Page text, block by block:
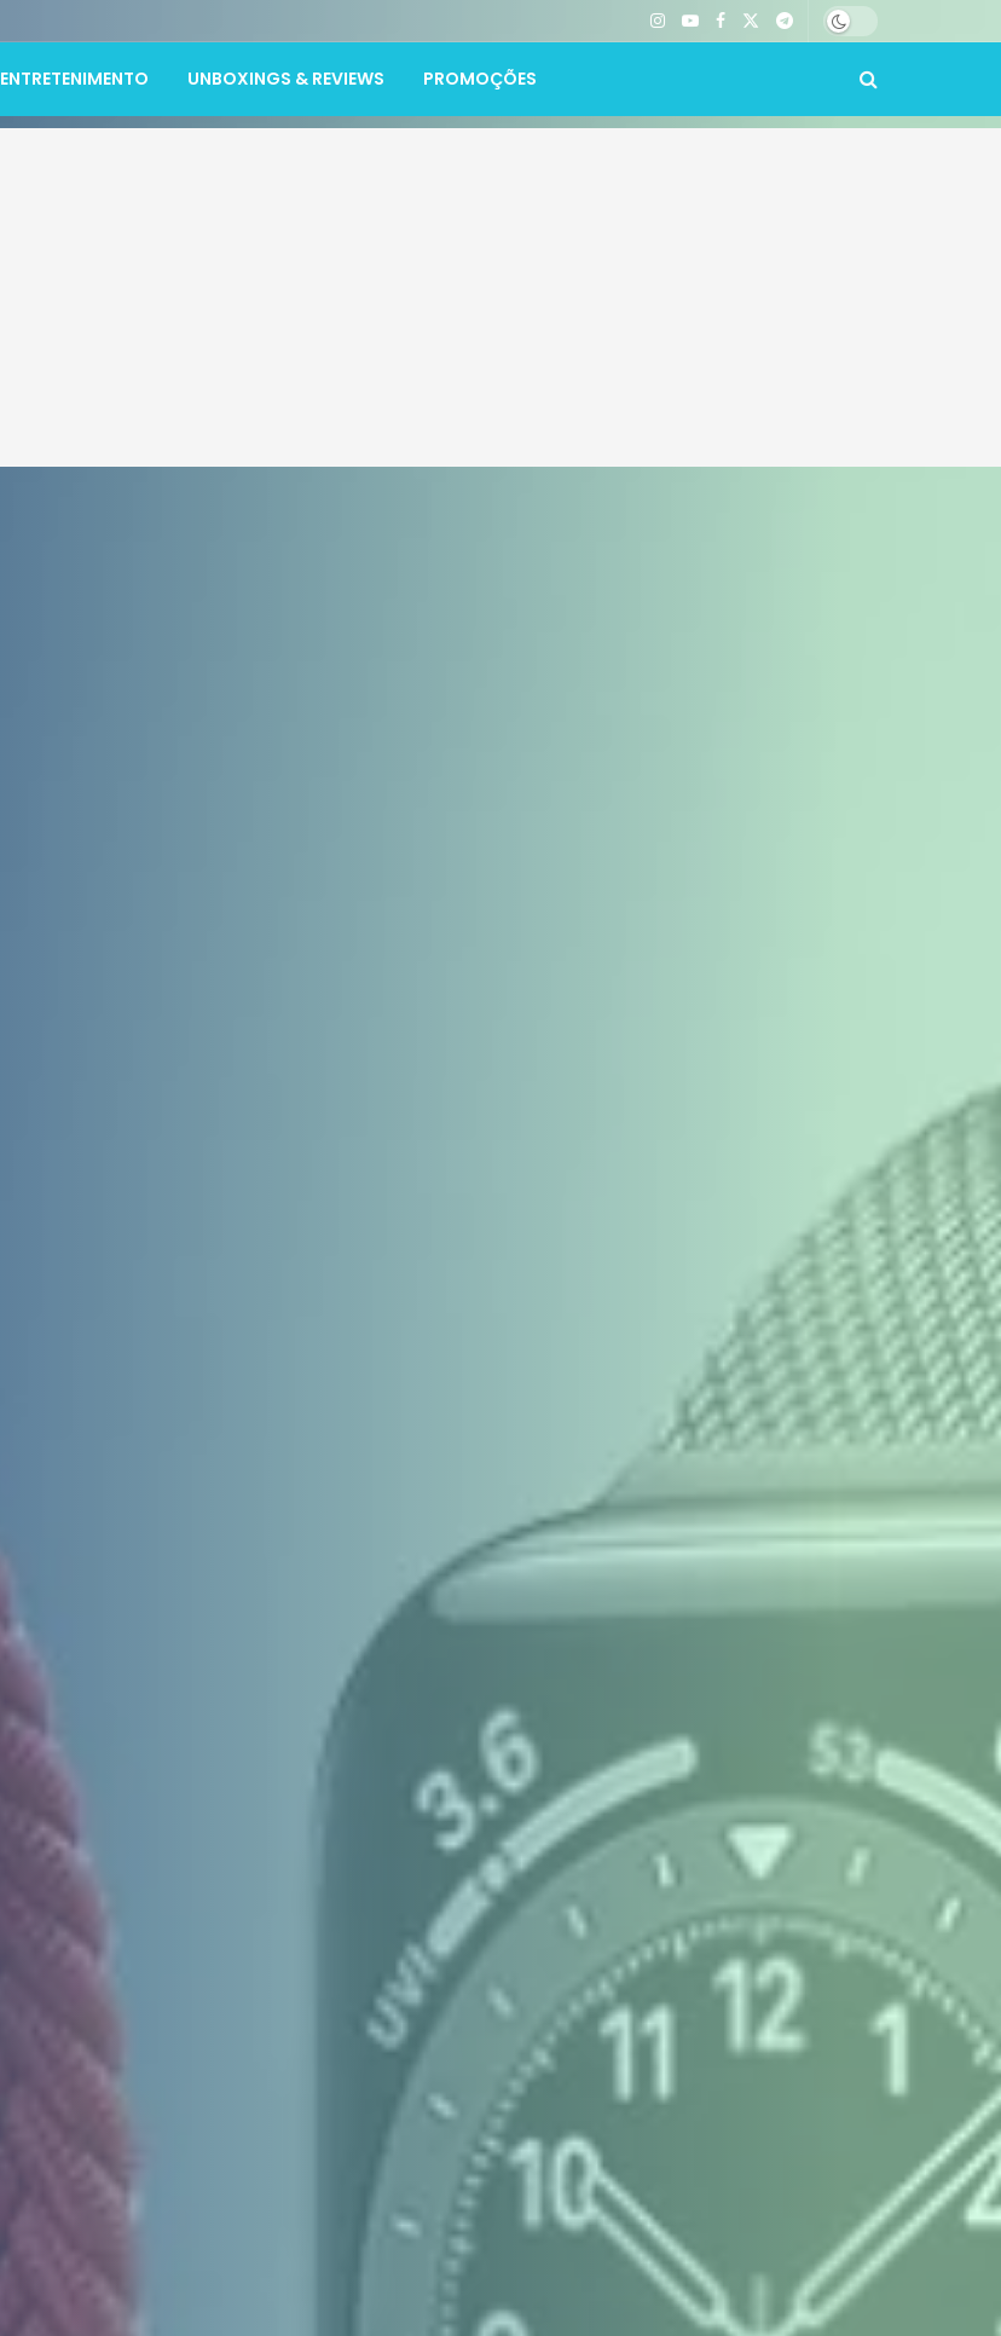
ENTRETENIMENTO UNBOXINGS & REVIEWS PROMOÇÕES